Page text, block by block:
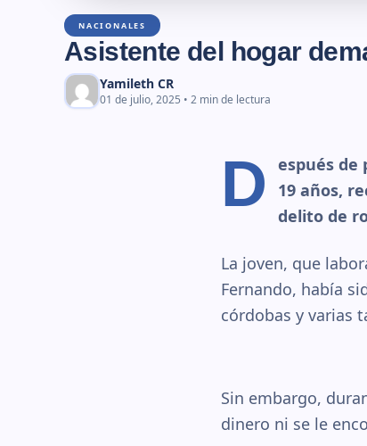
NACIONALES
Asistente del hogar
Yamileth CR
01 de julio, 2025 • 2 min de lectura
D
espués de
19 años,
delito de
La joven, que
Fernando, había
córdobas y varias
Sin embargo,
dinero ni se le